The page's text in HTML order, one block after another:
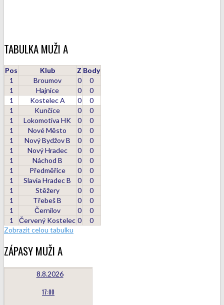
TABULKA MUŽI A
Pos Klub Z Body
1
Broumov 0
0
1
Hajnice 0
0
1
Kostelec A 0
0
1
Kunčice 0
0
1
Lokomotiva HK 0
0
1
Nové Město 0
0
1
Nový Bydžov B 0
0
1
Nový Hradec 0
0
1
Náchod B 0
0
1
Předměřice 0
0
1
Slavia Hradec B 0
0
1
Stěžery 0
0
1
Třebeš B 0
0
1
Černilov 0
0
1
Červený Kostelec 0
0
Zobrazit celou tabulku
ZÁPASY MUŽI A
8.8.2026
17:00